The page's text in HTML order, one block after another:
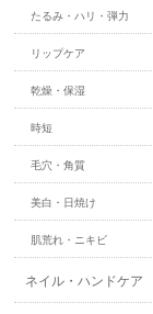
たるみ・ハリ・弾力
リップケア
乾燥・保湿
時短
毛穴・角質
美白・日焼け
肌荒れ・ニキビ
ネイル・ハンドケア